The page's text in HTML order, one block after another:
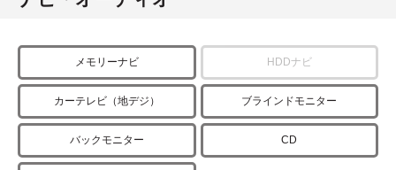
メモリーナビ HDDナビ
カーテレビ（地デジ） ブラインドモニター
バックモニター CD